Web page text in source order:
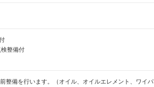
整備付
整備を行います。（オイル、オイルエレメント、ワイパ